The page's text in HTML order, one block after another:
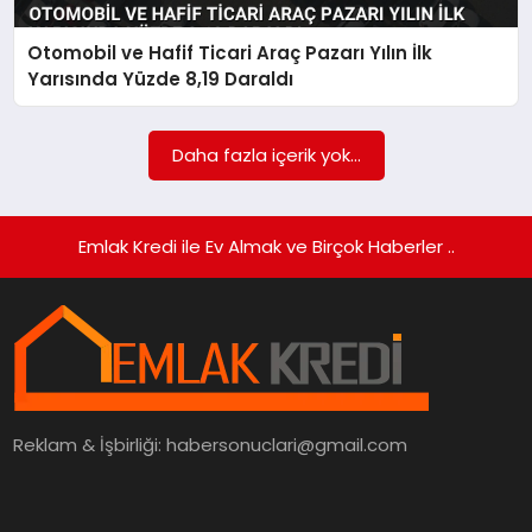
SIYASET
YAŞAM
Otomobil ve Hafif Ticari Araç Pazarı Yılın İlk
Yarısında Yüzde 8,19 Daraldı
Daha fazla içerik yok...
Emlak Kredi ile Ev Almak ve Birçok Haberler ..
Reklam & İşbirliği:habersonuclari@gmail.com